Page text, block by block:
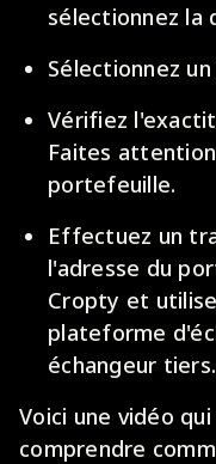
sélectionnez la
Sélectionnez
Vérifiez
Faites
portefeuille.
Effectuez un
l'adresse du
Cropty et
plateforme
échangeur tiers.
Voici une vidéo
comprendre